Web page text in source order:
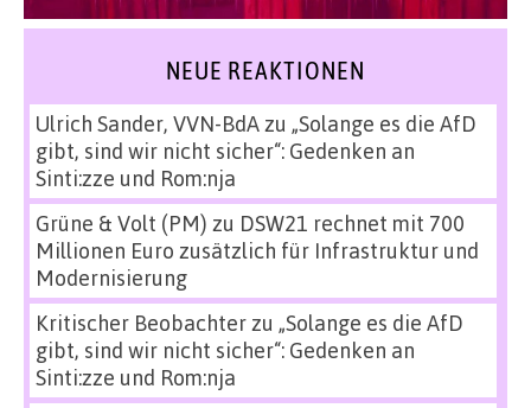
NEUE REAKTIONEN
Ulrich Sander, VVN-BdAzu „Solange es die AfD
gibt, sind wir nicht sicher“: Gedenken an
Sinti:zze und Rom:nja
Grüne & Volt (PM) zu DSW21 rechnet mit 700
Millionen Euro zusätzlich für Infrastruktur und
Modernisierung
Kritischer Beobachterzu „Solange es die AfD
gibt, sind wir nicht sicher“: Gedenken an
Sinti:zze und Rom:nja